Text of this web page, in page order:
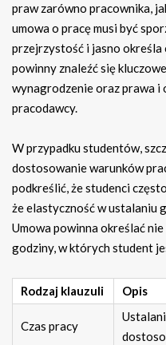
praw zarówno pracownika,
umowa o pracę musi być
przejrzystość i jasno określa
powinny znaleźć się
wynagrodzenie oraz prawa i
pracodawcy.
W przypadku studentów,
dostosowanie warunków
podkreślić, że studenci
że elastyczność w ustalaniu
Umowa powinna określać
godziny, w których student
Rodzaj klauzuli Opis
Czas pracy